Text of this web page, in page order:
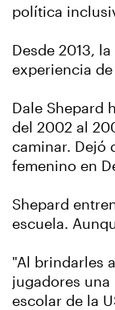
política
Desde 2013,
experiencia
Dale Shepard
del 2002 al
caminar. Dejó
femenino en
Shepard
escuela.
"Al brindarles
jugadores
escolar de la